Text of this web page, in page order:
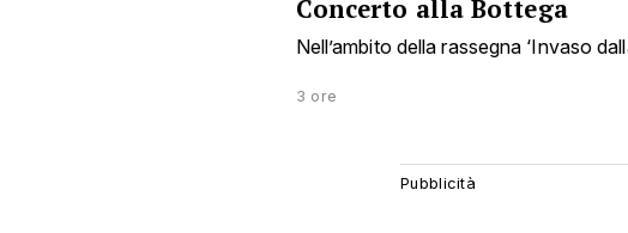
Concerto alla Bottega
Nell’ambito della rassegna ‘Invaso
3 ore